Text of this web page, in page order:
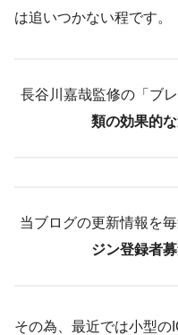
は追いつかない程です。
長谷川嘉哉監修の「ブ
類の効果的
当ブログの更新情報を
ジン登録者
その為、最近では小型の